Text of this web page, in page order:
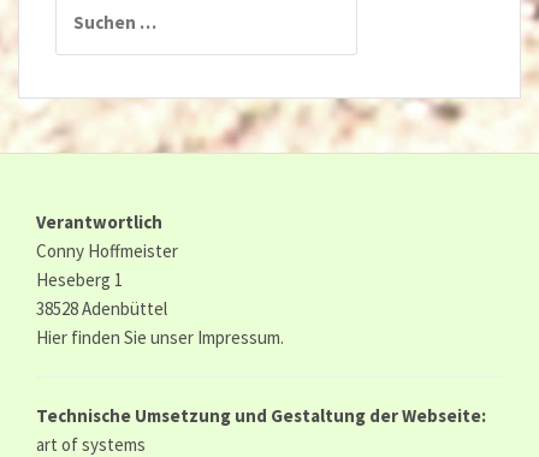
nach:
Verantwortlich
Conny Hoffmeister
Heseberg 1
38528 Adenbüttel
Hier finden Sie unser Impressum.
Technische Umsetzung und Gestaltung der Webseite:
art of systems